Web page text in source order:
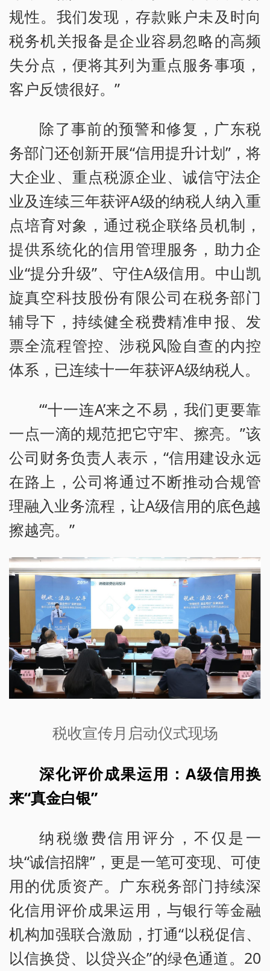
规性。我们发现，存款账户未及时向
税务机关报备是企业容易忽略的高频
失分点，便将其列为重点服务事项，
客户反馈很好。”
除了事前的预警和修复，广东税
务部门还创新开展“信用提升计划”，将
大企业、重点税源企业、诚信守法企
业及连续三年获评A级的纳税人纳入重
点培育对象，通过税企联络员机制，
提供系统化的信用管理服务，助力企
业“提分升级”、守住A级信用。中山凯
旋真空科技股份有限公司在税务部门
辅导下，持续健全税费精准申报、发
票全流程管控、涉税风险自查的内控
体系，已连续十一年获评A级纳税人。
“‘十一连A’来之不易，我们更要靠
一点一滴的规范把它守牢、擦亮。”该
公司财务负责人表示，“信用建设永远
在路上，公司将通过不断推动合规管
理融入业务流程，让A级信用的底色越
擦越亮。”
税收宣传月启动仪式现场
深化评价成果运用：A级信用换
来“真金白银”
纳税缴费信用评分，不仅是一
块“诚信招牌”，更是一笔可变现、可使
用的优质资产。广东税务部门持续深
化信用评价成果运用，与银行等金融
机构加强联合激励，打通“以税促信、
以信换贷、以贷兴企”的绿色通道。20